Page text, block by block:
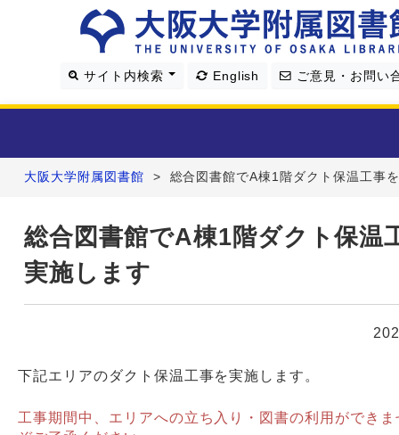
サイト内検索 English ご意見・お問い
利用案内
資料を探す
学習・研究支援
大阪大学附属図書館 > 総合図書館でA棟1階ダクト保温工事
総合図書館でA棟1階ダクト保温
実施します
下記エリアのダクト保温工事を実施します。
工事期間中、エリアへの立ち入り・図書の利用ができ